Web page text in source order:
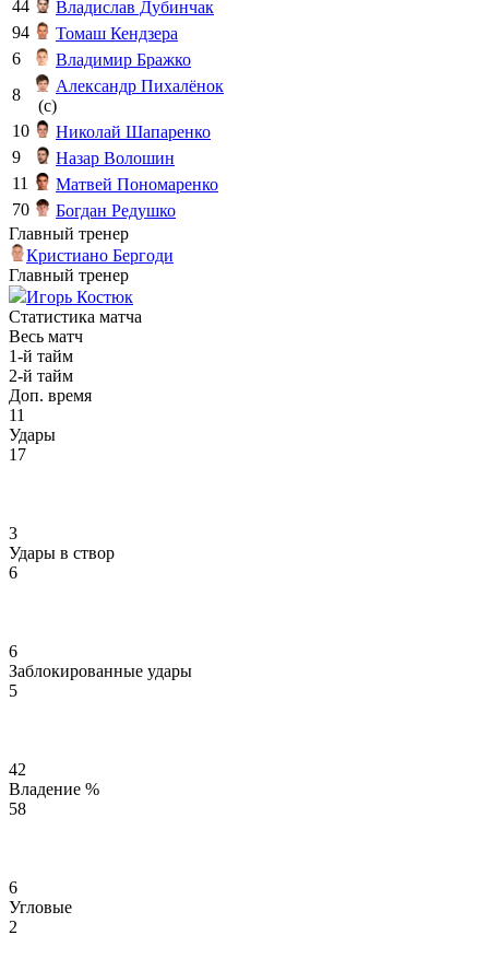
44
Владислав Дубинчак
94
Томаш Кендзера
6
Владимир Бражко
8
Александр Пихалёнок
(c)
10
Николай Шапаренко
9
Назар Волошин
11
Матвей Пономаренко
70
Богдан Редушко
Главный тренер
Кристиано Бергоди
Главный тренер
Игорь Костюк
Статистика матча
Весь матч
1-й тайм
2-й тайм
Доп. время
11
Удары
17
3
Удары в створ
6
6
Заблокированные удары
5
42
Владение %
58
6
Угловые
2